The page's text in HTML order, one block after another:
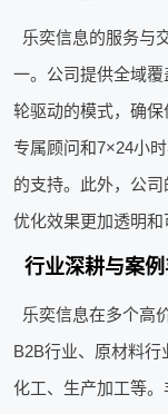
乐奕信息的服务与
一。公司提供全域
轮驱动的模式，确
专属顾问和7×24小
的支持。此外，公
优化效果更加透明和
行业深耕与案
乐奕信息在多个高
B2B行业、原材料
化工、生产加工等